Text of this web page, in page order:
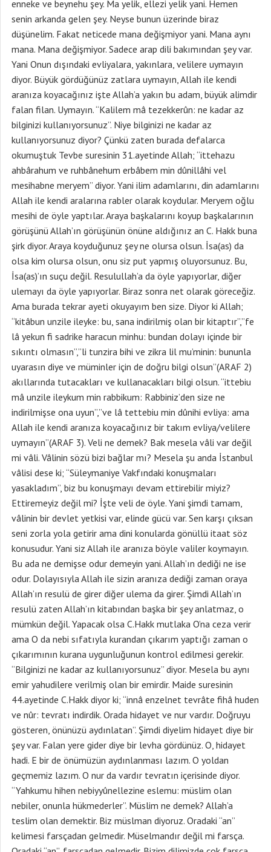
enneke ve beynehu şey. Ma yelik, ellezi yelik yani. Hemen
senin arkanda gelen şey. Neyse bunun üzerinde biraz
düşünelim. Fakat neticede mana değişmiyor yani. Mana aynı
mana. Mana değişmiyor. Sadece arap dili bakımından şey var.
Yani Onun dışındaki evliyalara, yakınlara, velilere uymayın
diyor. Büyük gördüğünüz zatlara uymayın, Allah ile kendi
aranıza koyacağınız işte Allah’a yakın bu adam, büyük alimdir
falan filan. Uymayın. “Kalilem mâ tezekkerûn: ne kadar az
bilginizi kullanıyorsunuz”. Niye bilginizi ne kadar az
kullanıyorsunuz diyor? Çünkü zaten burada defalarca
okumuştuk Tevbe suresinin 31.ayetinde Allah; “ittehazu
ahbârahum ve ruhbânehum erbâbem min dûnillâhi vel
mesihabne meryem” diyor. Yani ilim adamlarını, din adamlarını
Allah ile kendi aralarına rabler olarak koydular. Meryem oğlu
mesihi de öyle yaptılar. Araya başkalarını koyup başkalarının
görüşünü Allah’ın görüşünün önüne aldığınız an C. Hakk buna
şirk diyor. Araya koyduğunuz şey ne olursa olsun. İsa(as) da
olsa kim olursa olsun, onu siz put yapmış oluyorsunuz. Bu,
İsa(as)’ın suçu değil. Resulullah’a da öyle yapıyorlar, diğer
ulemayı da öyle yapıyorlar. Biraz sonra net olarak göreceğiz.
Ama burada tekrar ayeti okuyayım ben size. Diyor ki Allah;
“kitâbun unzile ileyke: bu, sana indirilmiş olan bir kitaptır”,”fe
lâ yekun fi sadrike haracun minhu: bundan dolayı içinde bir
sıkıntı olmasın”,”li tunzira bihi ve zikra lil mu’minin: bununla
uyarasın diye ve müminler için de doğru bilgi olsun”(ARAF 2)
akıllarında tutacakları ve kullanacakları bilgi olsun. “ittebiu
mâ unzile ileykum min rabbikum: Rabbiniz’den size ne
indirilmişse ona uyun”,”ve lâ tettebiu min dûnihi evliya: ama
Allah ile kendi aranıza koyacağınız bir takım evliya/velilere
uymayın”(ARAF 3). Veli ne demek? Bak mesela vâli var değil
mi vâli. Vâlinin sözü bizi bağlar mı? Mesela şu anda İstanbul
vâlisi dese ki; “Süleymaniye Vakfındaki konuşmaları
yasakladım”, biz bu konuşmayı devam ettirebilir miyiz?
Ettiremeyiz değil mi? İşte veli de öyle. Yani şimdi tamam,
vâlinin bir devlet yetkisi var, elinde gücü var. Sen karşı çıksan
seni zorla yola getirir ama dini konularda gönüllü itaat söz
konusudur. Yani siz Allah ile aranıza böyle valiler koymayın.
Bu ada ne demişse odur demeyin yani. Allah’ın dediği ne ise
odur. Dolayısıyla Allah ile sizin aranıza dediği zaman oraya
Allah’ın resulü de girer diğer ulema da girer. Şimdi Allah’ın
resulü zaten Allah’ın kitabından başka bir şey anlatmaz, o
mümkün değil. Yapacak olsa C.Hakk mutlaka O’na ceza verir
ama O da nebi sıfatıyla kurandan çıkarım yaptığı zaman o
çıkarımının kurana uygunluğunun kontrol edilmesi gerekir.
“Bilginizi ne kadar az kullanıyorsunuz” diyor. Mesela bu aynı
emir yahudilere verilmiş olan bir emirdir. Maide suresinin
44.ayetinde C.Hakk diyor ki; “innâ enzelnet tevrâte fihâ huden
ve nûr: tevratı indirdik. Orada hidayet ve nur vardır. Doğruyu
gösteren, önünüzü aydınlatan”. Şimdi diyelim hidayet diye bir
şey var. Falan yere gider diye bir levha gördünüz. O, hidayet
hadi. E bir de önümüzün aydınlanması lazım. O yoldan
geçmemiz lazım. O nur da vardır tevratın içerisinde diyor.
“Yahkumu hihen nebiyyûnellezine eslemu: müslim olan
nebiler, onunla hükmederler”. Müslim ne demek? Allah’a
teslim olan demektir. Biz müslman diyoruz. Oradaki “an”
kelimesi farsçadan gelmedir. Müselmandır değil mi farsça.